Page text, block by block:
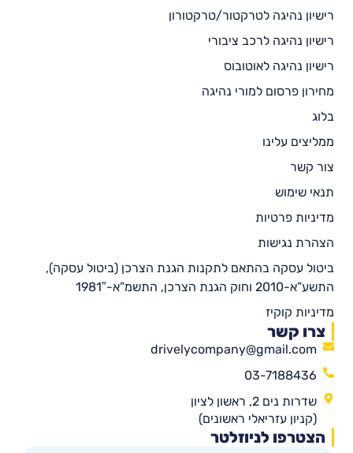
רישיון נהיגה לטרקטור/טרקטורון
רישיון נהיגה לרכב ציבורי
רישיון נהיגה לאוטובוס
מחירון פרסום למורי נהיגה
בלוג
ממליצים עלינו
צור קשר
תנאי שימוש
מדיניות פרטיות
הצהרת נגישות
ביטול עסקה בהתאם לתקנות הגנת הצרכן (ביטול עסקה),
התשע”א-2010 וחוק הגנת הצרכן, התשמ”א-1981″
מדיניות קוקיז
צרו קשר
drivelycompany@gmail.com
03-7188436
שדרות נים 2, ראשון לציון
(קניון עזריאלי ראשונים)
הצטרפו לניוזלטר